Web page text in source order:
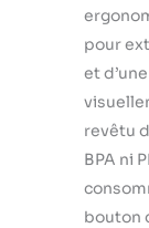
pour
et
revêtu
BPA ni
bouton